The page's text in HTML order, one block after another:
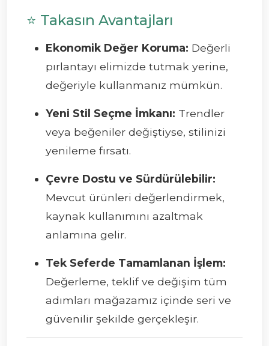
⭐ Takasın Avantajları
Ekonomik Değer Koruma: Değerli
pırlantayı elimizde tutmak yerine,
değeriyle kullanmanız mümkün.
Yeni Stil Seçme İmkanı: Trendler
veya beğeniler değiştiyse, stilinizi
yenileme fırsatı.
Çevre Dostu ve Sürdürülebilir:
Mevcut ürünleri değerlendirmek,
kaynak kullanımını azaltmak
anlamına gelir.
Tek Seferde Tamamlanan İşlem:
Değerleme, teklif ve değişim tüm
adımları mağazamız içinde seri ve
güvenilir şekilde gerçekleşir.